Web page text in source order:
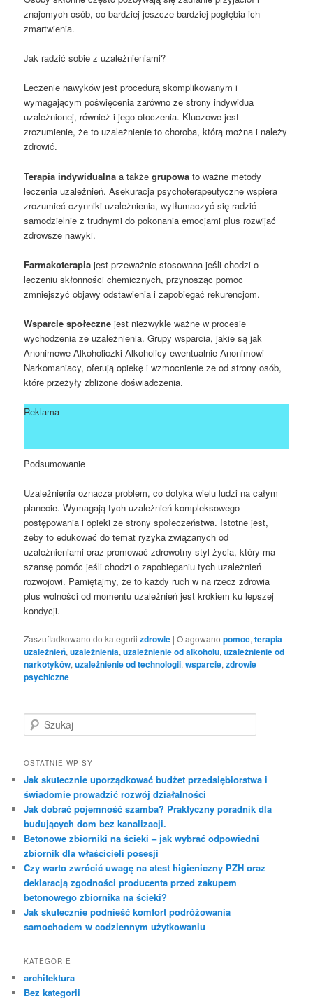
znajomych osób, co bardziej jeszcze bardziej pogłębia ich
zmartwienia.
Jak radzić sobie z uzależnieniami?
Leczenie nawyków jest procedurą skomplikowanym i
wymagającym poświęcenia zarówno ze strony indywidua
uzależnionej, również i jego otoczenia. Kluczowe jest
zrozumienie, że to uzależnienie to choroba, którą można i należy
zdrowić.
Terapia indywidualna a takżegrupowa to ważne metody
leczenia uzależnień. Asekuracja psychoterapeutyczne wspiera
zrozumieć czynniki uzależnienia, wytłumaczyć się radzić
samodzielnie z trudnymi do pokonania emocjami plus rozwijać
zdrowsze nawyki.
Farmakoterapia jest przeważnie stosowana jeśli chodzi o
leczeniu skłonności chemicznych, przynosząc pomoc
zmniejszyć objawy odstawienia i zapobiegać rekurencjom.
Wsparcie społeczne jest niezwykle ważne w procesie
wychodzenia ze uzależnienia. Grupy wsparcia, jakie są jak
Anonimowe Alkoholiczki Alkoholicy ewentualnie Anonimowi
Narkomaniacy, oferują opiekę i wzmocnienie ze od strony osób,
które przeżyły zbliżone doświadczenia.
Reklama
Podsumowanie
Uzależnienia oznacza problem, co dotyka wielu ludzi na całym
planecie. Wymagają tych uzależnień kompleksowego
postępowania i opieki ze strony społeczeństwa. Istotne jest,
żeby to edukować do temat ryzyka związanych od
uzależnieniami oraz promować zdrowotny styl życia, który ma
szansę pomóc jeśli chodzi o zapobieganiu tych uzależnień
rozwojowi. Pamiętajmy, że to każdy ruch w na rzecz zdrowia
plus wolności od momentu uzależnień jest krokiem ku lepszej
kondycji.
Zaszufladkowano do kategorii zdrowie |Otagowano pomoc,terapia
uzależnień,uzależnienia,uzależnienie od alkoholu,uzależnienie od
narkotyków,uzależnienie od technologii,wsparcie,zdrowie
psychiczne
z
k
j
OSTATNIE WPISY
Jak skutecznie uporządkować budżet przedsiębiorstwa i
świadomie prowadzić rozwój działalności
Jak dobrać pojemność szamba? Praktyczny poradnik dla
budujących dom bez kanalizacji.
Betonowe zbiorniki na ścieki – jak wybrać odpowiedni
zbiornik dla właścicieli posesji
Czy warto zwrócić uwagę na atest higieniczny PZH oraz
deklaracją zgodności producenta przed zakupem
betonowego zbiornika na ścieki?
Jak skutecznie podnieść komfort podróżowania
samochodem w codziennym użytkowaniu
KATEGORIE
architektura
Bez kategorii